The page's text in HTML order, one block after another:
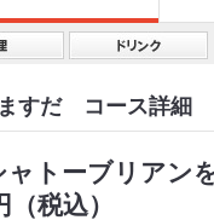
すだ コース詳細
ャトーブリア
税込）